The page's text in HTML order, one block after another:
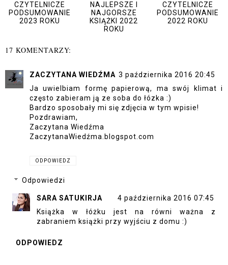
CZYTELNICZE
PODSUMOWANIE
2023 ROKU
NAJLEPSZE I
NAJGORSZE
KSIĄŻKI 2022
ROKU
CZYTELNICZE
PODSUMOWANIE
2022 ROKU
17 KOMENTARZY:
ZACZYTANA WIEDŹMA 3 października 2016 20:45
Ja uwielbiam formę papierową, ma swój klimat i
często zabieram ją ze soba do łózka :)
Bardzo sposobały mi się zdjęcia w tym wpisie!
Pozdrawiam,
Zaczytana Wiedźma
ZaczytanaWiedźma.blogspot.com
ODPOWIEDZ
Odpowiedzi
SARA SATUKIRJA
4 października 2016 07:45
Książka w łóżku jest na równi ważna z
zabraniem książki przy wyjściu z domu :)
ODPOWIEDZ